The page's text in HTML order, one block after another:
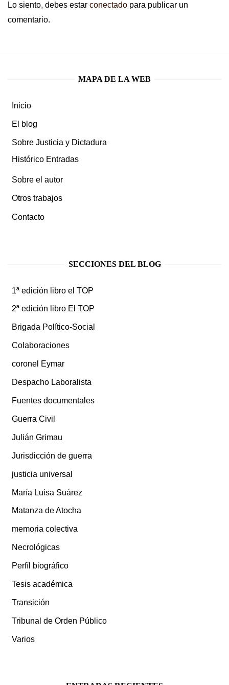
Lo siento, debes estar conectado para publicar un
comentario.
MAPA DE LA WEB
Inicio
El blog
Sobre Justicia y Dictadura
Histórico Entradas
Sobre el autor
Otros trabajos
Contacto
SECCIONES DEL BLOG
1ª edición libro el TOP
2ª edición libro El TOP
Brigada Político-Social
Colaboraciones
coronel Eymar
Despacho Laboralista
Fuentes documentales
Guerra Civil
Julián Grimau
Jurisdicción de guerra
justicia universal
María Luisa Suárez
Matanza de Atocha
memoria colectiva
Necrológicas
Perfíl biográfico
Tesis académica
Transición
Tribunal de Orden Público
Varios